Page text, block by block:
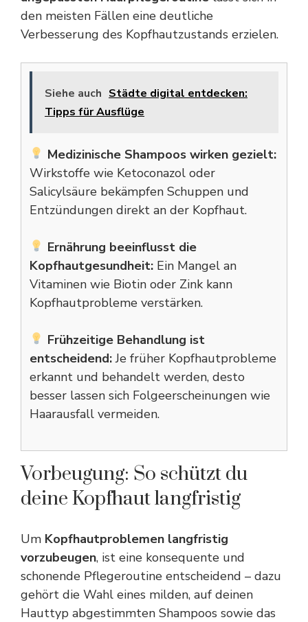
den meisten Fällen eine deutliche
Verbesserung des Kopfhautzustands erzielen.
Siehe auch Städte digital entdecken:
Tipps für Ausflüge
Medizinische Shampoos wirken gezielt:
Wirkstoffe wie Ketoconazol oder
Salicylsäure bekämpfen Schuppen und
Entzündungen direkt an der Kopfhaut.
Ernährung beeinflusst die
Kopfhautgesundheit: Ein Mangel an
Vitaminen wie Biotin oder Zink kann
Kopfhautprobleme verstärken.
Frühzeitige Behandlung ist
entscheidend:Je früher Kopfhautprobleme
erkannt und behandelt werden, desto
besser lassen sich Folgeerscheinungen wie
Haarausfall vermeiden.
Vorbeugung: So schützt du
deine Kopfhaut langfristig
Um Kopfhautproblemen langfristig
vorzubeugen, ist eine konsequente und
schonende Pflegeroutine entscheidend – dazu
gehört die Wahl eines milden, auf deinen
Hauttyp abgestimmten Shampoos sowie das